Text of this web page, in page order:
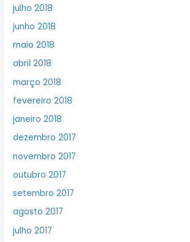
julho 2018
junho 2018
maio 2018
abril 2018
março 2018
fevereiro 2018
janeiro 2018
dezembro 2017
novembro 2017
outubro 2017
setembro 2017
agosto 2017
julho 2017